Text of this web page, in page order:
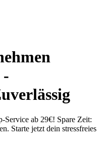
-
Service ab 29€! Spare Zeit:
Starte jetzt dein stressfreies